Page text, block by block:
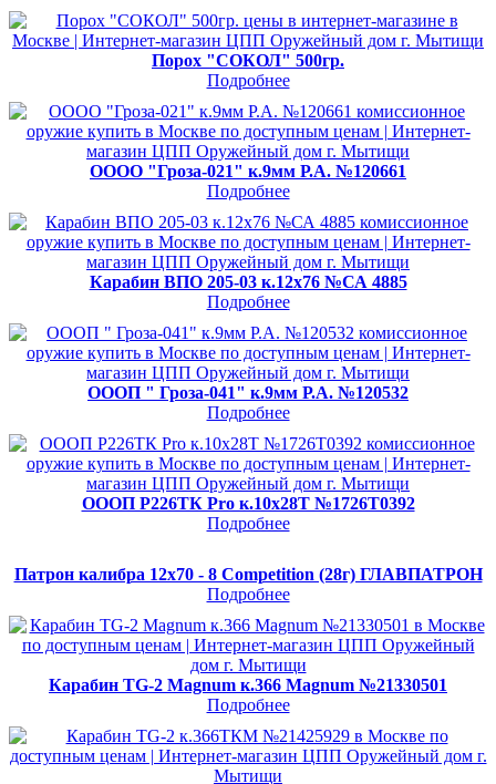
Порох "СОКОЛ" 500гр.
Подробнее
ОООО "Гроза-021" к.9мм Р.А. №120661
Подробнее
Карабин ВПО 205-03 к.12х76 №СА 4885
Подробнее
ОООП " Гроза-041" к.9мм Р.А. №120532
Подробнее
ОООП Р226ТК Pro к.10х28Т №1726Т0392
Подробнее
Патрон калибра 12х70 - 8 Competition (28г) ГЛАВПАТРОН
Подробнее
Карабин TG-2 Magnum к.366 Magnum №21330501
Подробнее